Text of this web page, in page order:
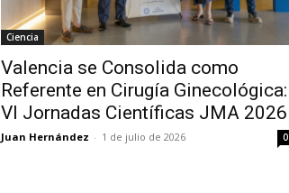
Ciencia
Valencia se Consolida como
Referente en Cirugía Ginecológica:
VI Jornadas Científicas JMA 2026
Juan Hernández - 1 de julio de 2026 0